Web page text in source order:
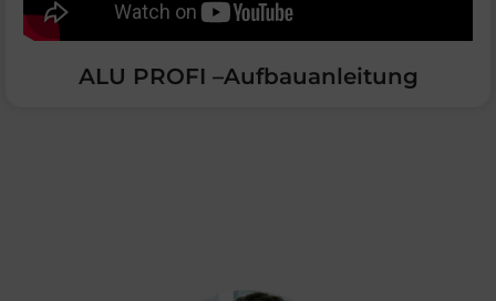
ALU PROFI –Aufbauanleitung